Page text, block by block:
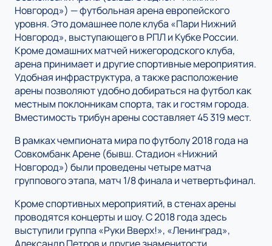
Новгород») — футбольная арена европейского
уровня. Это домашнее поле клуба «Пари Нижний
Новгород», выступающего в РПЛ и Кубке России.
Кроме домашних матчей нижегородского клуба,
арена принимает и другие спортивные мероприятия.
Удобная инфраструктура, а также расположение
арены позволяют удобно добираться на футбол как
местным поклонникам спорта, так и гостям города.
Вместимость трибун арены составляет 45 319 мест.
В рамках чемпионата мира по футболу 2018 года на
Совкомбанк Арене (бывш. Стадион «Нижний
Новгород») были проведены четыре матча
группового этапа, матч 1/8 финала и четвертьфинал.
Кроме спортивных мероприятий, в стенах арены
проводятся концерты и шоу. С 2018 года здесь
выступили группа «Руки Вверх!», «Ленинград»,